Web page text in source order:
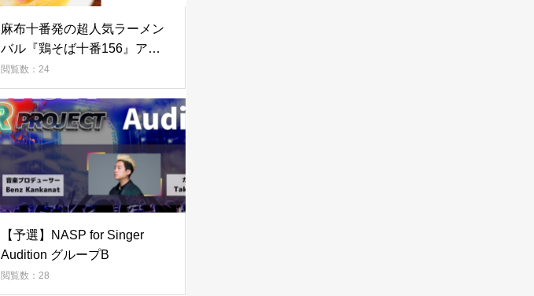
麻布十番発の超人気ラーメン
バル『鶏そば十番156』アン
バサダー決定戦 ‘23冬
閲覧数：24
【予選】NASP for Singer
Audition グループB
閲覧数：28